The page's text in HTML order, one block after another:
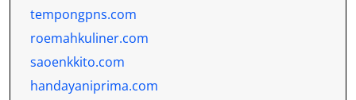
tempongpns.com
roemahkuliner.com
saoenkkito.com
handayaniprima.com